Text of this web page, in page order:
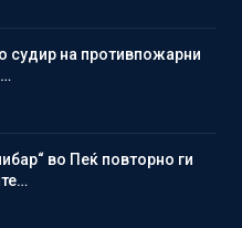
судир на противпожарни
во Пеќ повторно ги